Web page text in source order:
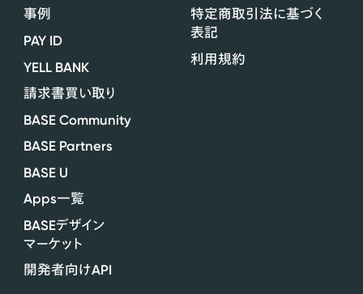
事例
PAY ID
YELL BANK
請求書買い取り
BASE Community
BASE Partners
BASE U
Apps一覧
BASEデザイン
マーケット
開発者向けAPI
特定商取引法に基づく
表記
利用規約